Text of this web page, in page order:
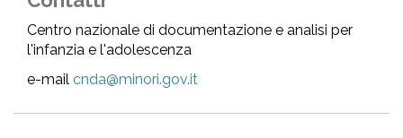
Centro nazionale di documentazione e analisi per
l'infanzia e l'adolescenza
e-mail cnda@minori.gov.it